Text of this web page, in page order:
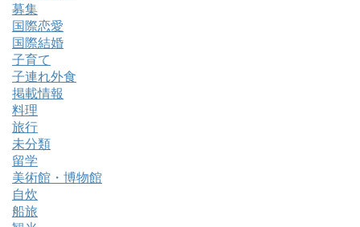
募集
国際恋愛
国際結婚
子育て
子連れ外食
掲載情報
料理
旅行
未分類
留学
美術館・博物館
自炊
船旅